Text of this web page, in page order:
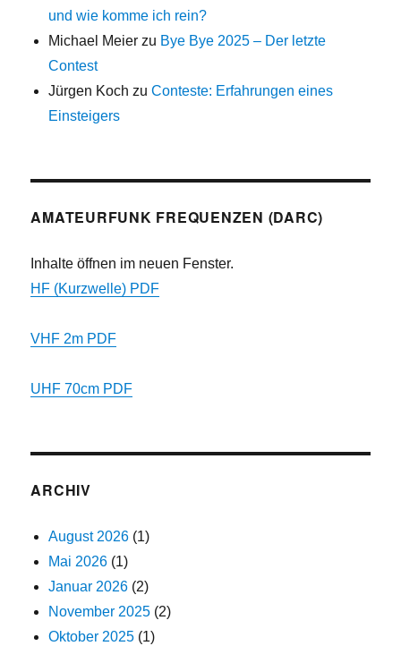
und wie komme ich rein?
Michael Meier zu Bye Bye 2025 – Der letzte
Contest
Jürgen Koch zuConteste: Erfahrungen eines
Einsteigers
AMATEURFUNK FREQUENZEN (DARC)
Inhalte öffnen im neuen Fenster.
HF (Kurzwelle) PDF
VHF 2m PDF
UHF 70cm PDF
ARCHIV
August 2026 (1)
Mai 2026 (1)
Januar 2026 (2)
November 2025 (2)
Oktober 2025 (1)